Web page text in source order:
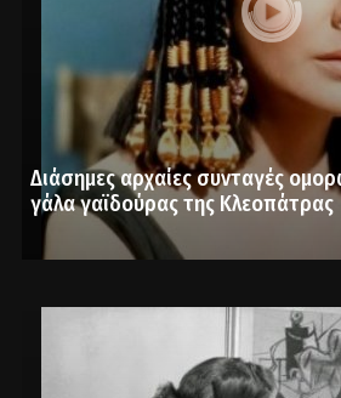
Διάσημες αρχαίες συνταγές
γάλα γαϊδούρας της Κλεοπάτρας